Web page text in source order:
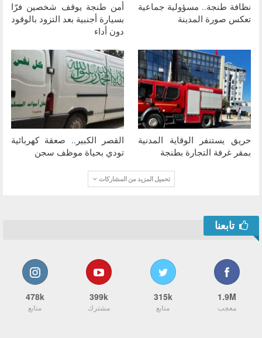
نظافة طنجة.. مسؤولية جماعية
تعكس صورة المدينة
أمن طنجة يوقف شخصين فرّا
بسيارة أجنبية بعد التزود بالوقود
دون أداء
حريق يستنفر الوقاية المدنية
بمقر غرفة التجارة بطنجة
القصر الكبير.. صعقة كهربائية
تودي بحياة موظف سجن
تحميل المزيد من المشاركات
تابعنا
1.9M
معجب
315k
متابع
399k
مشترك
478k
متابع